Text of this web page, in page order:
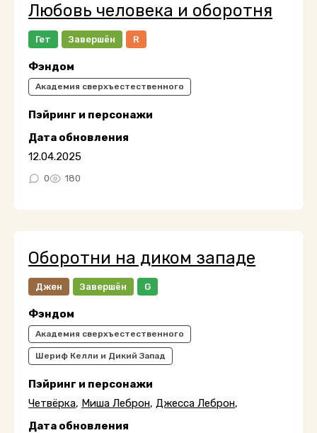
Любовь человека и оборотня
Гет Завершён R
Фэндом
Академия сверхъестественного
Пэйринг и персонажи
Дата обновления
12.04.2025
0 180
Оборотни на диком западе
Джен Завершён G
Фэндом
Академия сверхъестественного
Шериф Келли и Дикий Запад
Пэйринг и персонажи
Четвёрка, Миша Леброн, Джесса Леброн,
Дата обновления